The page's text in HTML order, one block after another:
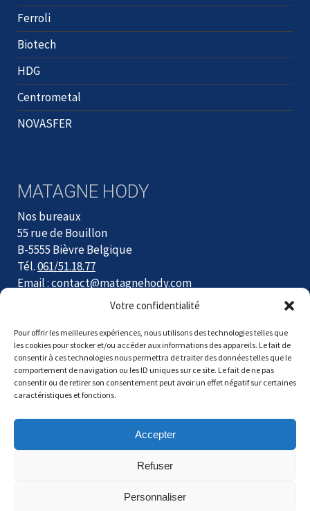
Votre confidentialité
Pour offrir les meilleures expériences, nous utilisons des technologies telles que
les cookies pour stocker et/ou accéder aux informations des appareils. Le fait de
consentir à ces technologies nous permettra de traiter des données telles que le
comportement de navigation ou les ID uniques sur ce site. Le fait de ne pas
consentir ou de retirer son consentement peut avoir un effet négatif sur certaines
caractéristiques et fonctions.
Accepter
Refuser
Personnaliser
Ferroli
Biotech
HDG
Centrometal
NOVASFER
MATAGNE HODY
Nos bureaux
55 rue de Bouillon
B-5555 Bièvre Belgique
Tél.061/51.18.77
Email :contact@matagnehody.com
Du lundi au jeudi de 9h à 12h et de 13h à 17h
Le vendredi de 9h à 12h
Fermé le samedi
Copyright © Matagne Hody. De nouveaux tarifs sont
applicables à partir du 1er mai. Les modifications sont
vérifier les prix. Nos prix sont HTVA.